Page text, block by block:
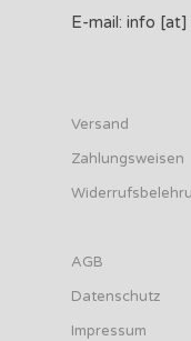
E-mail: info [at]
Versand
Zahlungsweisen
AGB
Datenschutz
Impressum